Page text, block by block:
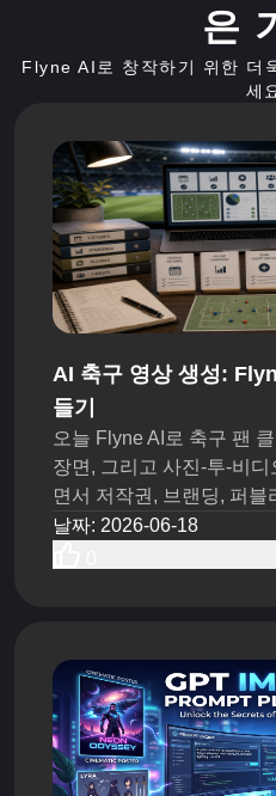
은
Flyne AI로 창작하기 위한 더
세
AI 축구 영상 생성:
들기
오늘 Flyne AI로 축구 팬
장면, 그리고 사진-투-비
면서 저작권, 브랜딩, 퍼블
세요.
날짜: 2026-06-18